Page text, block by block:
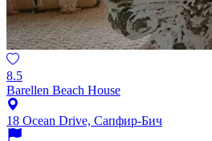
8.5
Barellen Beach House
18 Ocean Drive, Сапфир-Бич